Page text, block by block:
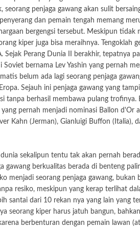
penjaga gawang akan sulit
dan pemain tengah memang
bergengsi tersebut. Meskipun tidak
kiper juga bisa meraihnya. Tengoklah
Sejak Perang Dunia II berakhir, tepatnya
bernama Lev Yashin yang pernah
belum ada lagi seorang penjaga
Sejauh ini penjaga gawang yang
tanpa berhasil membawa pulang trofinya.
pernah menjadi nominasi Ballon d'Or
Kahn (Jerman), Gianluigi Buffon (Italia),
sekalipun tentu tak akan pernah
gawang berkualitas berada di benteng
menjadi seorang penjaga gawang, bukan
resiko, meskipun yang kerap terlihat
santai dari 10 rekan nya yang lain yang
seorang kiper harus jatuh bangun,
berbenturan dengan pemain lawan